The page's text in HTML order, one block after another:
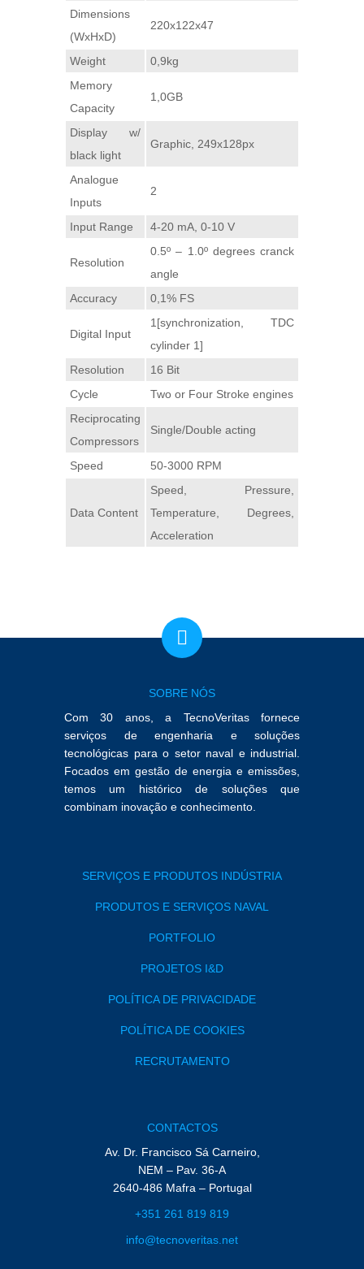
Dimensions
(WxHxD)
220x122x47
Weight
0,9kg
Memory
Capacity
1,0GB
Display w/
black light
Graphic, 249x128px
Analogue
Inputs
2
Input Range 4-20 mA, 0-10 V
Resolution
0.5º – 1.0º degrees cranck
angle
Accuracy
0,1% FS
Digital Input
1[synchronization, TDC
cylinder 1]
Resolution
16 Bit
Cycle
Two or Four Stroke engines
Reciprocating
Compressors
Single/Double acting
Speed 50-3000 RPM
Data Content
Speed, Pressure,
Temperature, Degrees,
Acceleration
SOBRE NÓS
Com 30 anos, a TecnoVeritas fornece
serviços de engenharia e soluções
tecnológicas para o setor naval e industrial.
Focados em gestão de energia e emissões,
temos um histórico de soluções que
combinam inovação e conhecimento.
SERVIÇOS E PRODUTOS INDÚSTRIA
PRODUTOS E SERVIÇOS NAVAL
PORTFOLIO
PROJETOS I&D
POLÍTICA DE PRIVACIDADE
POLÍTICA DE COOKIES
RECRUTAMENTO
CONTACTOS
Av. Dr. Francisco Sá Carneiro,
NEM – Pav. 36-A
2640-486 Mafra – Portugal
+351 261 819 819
info@tecnoveritas.net